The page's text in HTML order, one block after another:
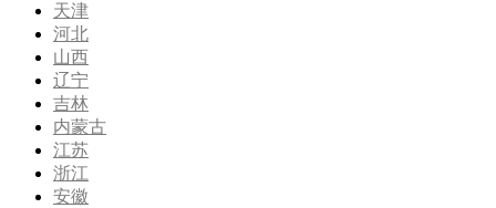
天津
河北
山西
辽宁
吉林
内蒙古
江苏
浙江
安徽